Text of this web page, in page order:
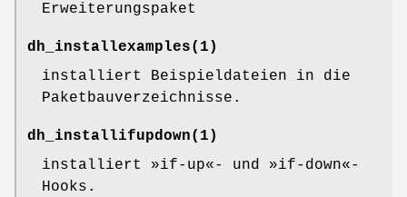
Erweiterungspaket
dh_installexamples(1)
installiert Beispieldateien in die
Paketbauverzeichnisse.
dh_installifupdown(1)
installiert »if-up«- und »if-down«-
Hooks.